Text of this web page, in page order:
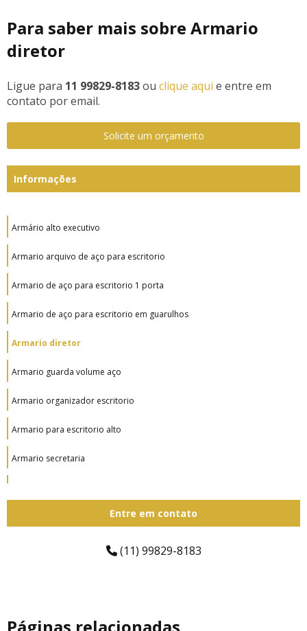
Para saber mais sobre Armario
diretor
Ligue para 11 99829-8183ou clique aqui e entre em
contato por email.
Solicite um orçamento
Informações
Armário alto executivo
Armario arquivo de aço para escritorio
Armario de aço para escritorio 1 porta
Armario de aço para escritorio em guarulhos
Armario diretor
Armario guarda volume aço
Armario organizador escritorio
Armario para escritorio alto
Armario secretaria
Cadeira e mesa de escritorio
Cadeira executiva ergonomica
Entre em contato
(11) 99829-8183
Páginas relacionadas